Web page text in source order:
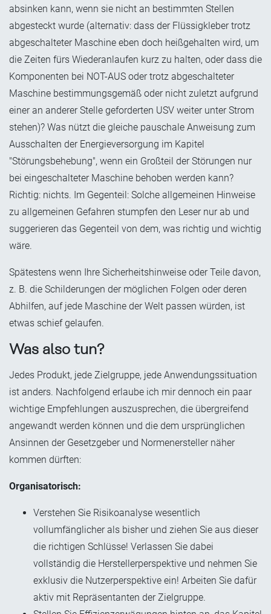
absinken kann, wenn sie nicht an bestimmten Stellen
abgesteckt wurde (alternativ: dass der Flüssigkleber trotz
abgeschalteter Maschine eben doch heißgehalten wird, um
die Zeiten fürs Wiederanlaufen kurz zu halten, oder dass die
Komponenten bei NOT-AUS oder trotz abgeschalteter
Maschine bestimmungsgemäß oder nicht zuletzt aufgrund
einer an anderer Stelle geforderten USV weiter unter Strom
stehen)? Was nützt die gleiche pauschale Anweisung zum
Ausschalten der Energieversorgung im Kapitel
"Störungsbehebung", wenn ein Großteil der Störungen nur
bei eingeschalteter Maschine behoben werden kann?
Richtig: nichts. Im Gegenteil: Solche allgemeinen Hinweise
zu allgemeinen Gefahren stumpfen den Leser nur ab und
suggerieren das Gegenteil von dem, was richtig und wichtig
wäre.
Spätestens wenn Ihre Sicherheitshinweise oder Teile davon,
z. B. die Schilderungen der möglichen Folgen oder deren
Abhilfen, auf jede Maschine der Welt passen würden, ist
etwas schief gelaufen.
Was also tun?
Jedes Produkt, jede Zielgruppe, jede Anwendungssituation
ist anders. Nachfolgend erlaube ich mir dennoch ein paar
wichtige Empfehlungen auszusprechen, die übergreifend
angewandt werden können und die dem ursprünglichen
Ansinnen der Gesetzgeber und Normenersteller näher
kommen dürften:
Organisatorisch:
Verstehen Sie Risikoanalyse wesentlich
vollumfänglicher als bisher und ziehen Sie aus dieser
die richtigen Schlüsse! Verlassen Sie dabei
vollständig die Herstellerperspektive und nehmen Sie
exklusiv die Nutzerperspektive ein! Arbeiten Sie dafür
aktiv mit Repräsentanten der Zielgruppe.